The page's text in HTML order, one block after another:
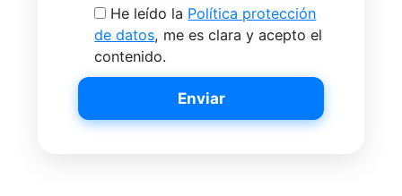
He leído la Política protección
de datos, me es clara y acepto el
contenido.